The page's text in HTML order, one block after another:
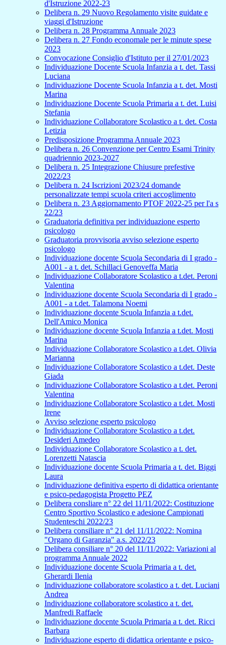
d'Istruzione 2022-23
Delibera n. 29 Nuovo Regolamento visite guidate e
viaggi d'Istruzione
Delibera n. 28 Programma Annuale 2023
Delibera n. 27 Fondo economale per le minute spese
2023
Convocazione Consiglio d'Istituto per il 27/01/2023
Individuazione Docente Scuola Infanzia a t. det. Tassi
Luciana
Individuazione Docente Scuola Infanzia a t. det. Mosti
Marina
Individuazione Docente Scuola Primaria a t. det. Luisi
Stefania
Individuazione Collaboratore Scolastico a t. det. Costa
Letizia
Predisposizione Programma Annuale 2023
Delibera n. 26 Convenzione per Centro Esami Trinity
quadriennio 2023-2027
Delibera n. 25 Integrazione Chiusure prefestive
2022/23
Delibera n. 24 Iscrizioni 2023/24 domande
personalizzate tempi scuola criteri accoglimento
Delibera n. 23 Aggiornamento PTOF 2022-25 per l'a s
22/23
Graduatoria definitiva per individuazione esperto
psicologo
Graduatoria provvisoria avviso selezione esperto
psicologo
Individuazione docente Scuola Secondaria di I grado -
A001 - a t. det. Schillaci Genoveffa Maria
Individuazione Collaboratore Scolastico a t.det. Peroni
Valentina
Individuazione docente Scuola Secondaria di I grado -
A001 - a t.det. Talamona Noemi
Individuazione docente Scuola Infanzia a t.det.
Dell'Amico Monica
Individuazione docente Scuola Infanzia a t.det. Mosti
Marina
Individuazione Collaboratore Scolastico a t.det. Olivia
Marianna
Individuazione Collaboratore Scolastico a t.det. Deste
Giada
Individuazione Collaboratore Scolastico a t.det. Peroni
Valentina
Individuazione Collaboratore Scolastico a t.det. Mosti
Irene
Avviso selezione esperto psicologo
Individuazione Collaboratore Scolastico a t.det.
Desideri Amedeo
Individuazione Collaboratore Scolastico a t. det.
Lorenzetti Natascia
Individuazione docente Scuola Primaria a t. det. Biggi
Laura
Individuazione definitiva esperto di didattica orientante
e psico-pedagogista Progetto PEZ
Delibera consliare n° 22 del 11/11/2022: Costituzione
Centro Sportivo Scolastico e adesione Campionati
Studenteschi 2022/23
Delibera consiliare n° 21 del 11/11/2022: Nomina
"Organo di Garanzia" a.s. 2022/23
Delibera consiliare n° 20 del 11/11/2022: Variazioni al
programma Annuale 2022
Individuazione docente Scuola Primaria a t. det.
Gherardi Ilenia
Individuazione collaboratore scolastico a t. det. Luciani
Andrea
Individuazione collaboratore scolastico a t. det.
Manfredi Raffaele
Individuazione docente Scuola Primaria a t. det. Ricci
Barbara
Individuazione esperto di didattica orientante e psico-